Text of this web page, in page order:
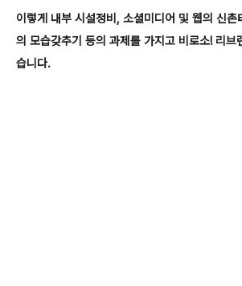
이렇게 내부 시설정비, 소셜미디어 및 웹의 신촌
의 모습갖추기 등의 과제를 가지고 비로소! 리브
습니다.